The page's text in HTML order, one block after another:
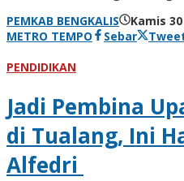
PEMKAB BENGKALIS
Kamis
METRO TEMPO
Sebar
PENDIDIKAN
Jadi Pembina
di Tualang, Ini
Alfedri